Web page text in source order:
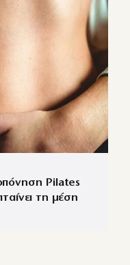
Pilates
τη μέση